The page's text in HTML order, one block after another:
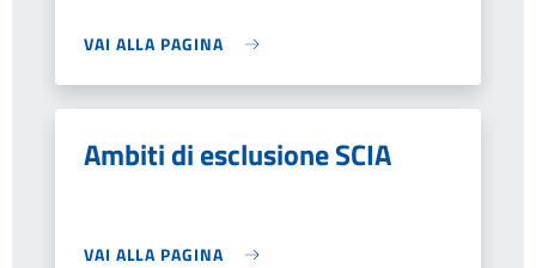
VAI ALLA PAGINA
Ambiti di esclusione SCIA
VAI ALLA PAGINA